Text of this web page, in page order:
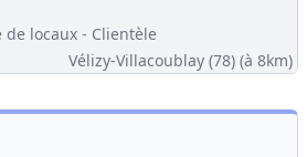
de locaux - Clientèle
Vélizy-Villacoublay (78) (à 8km)